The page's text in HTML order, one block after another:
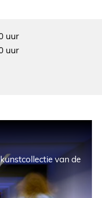
uur
uur
van de